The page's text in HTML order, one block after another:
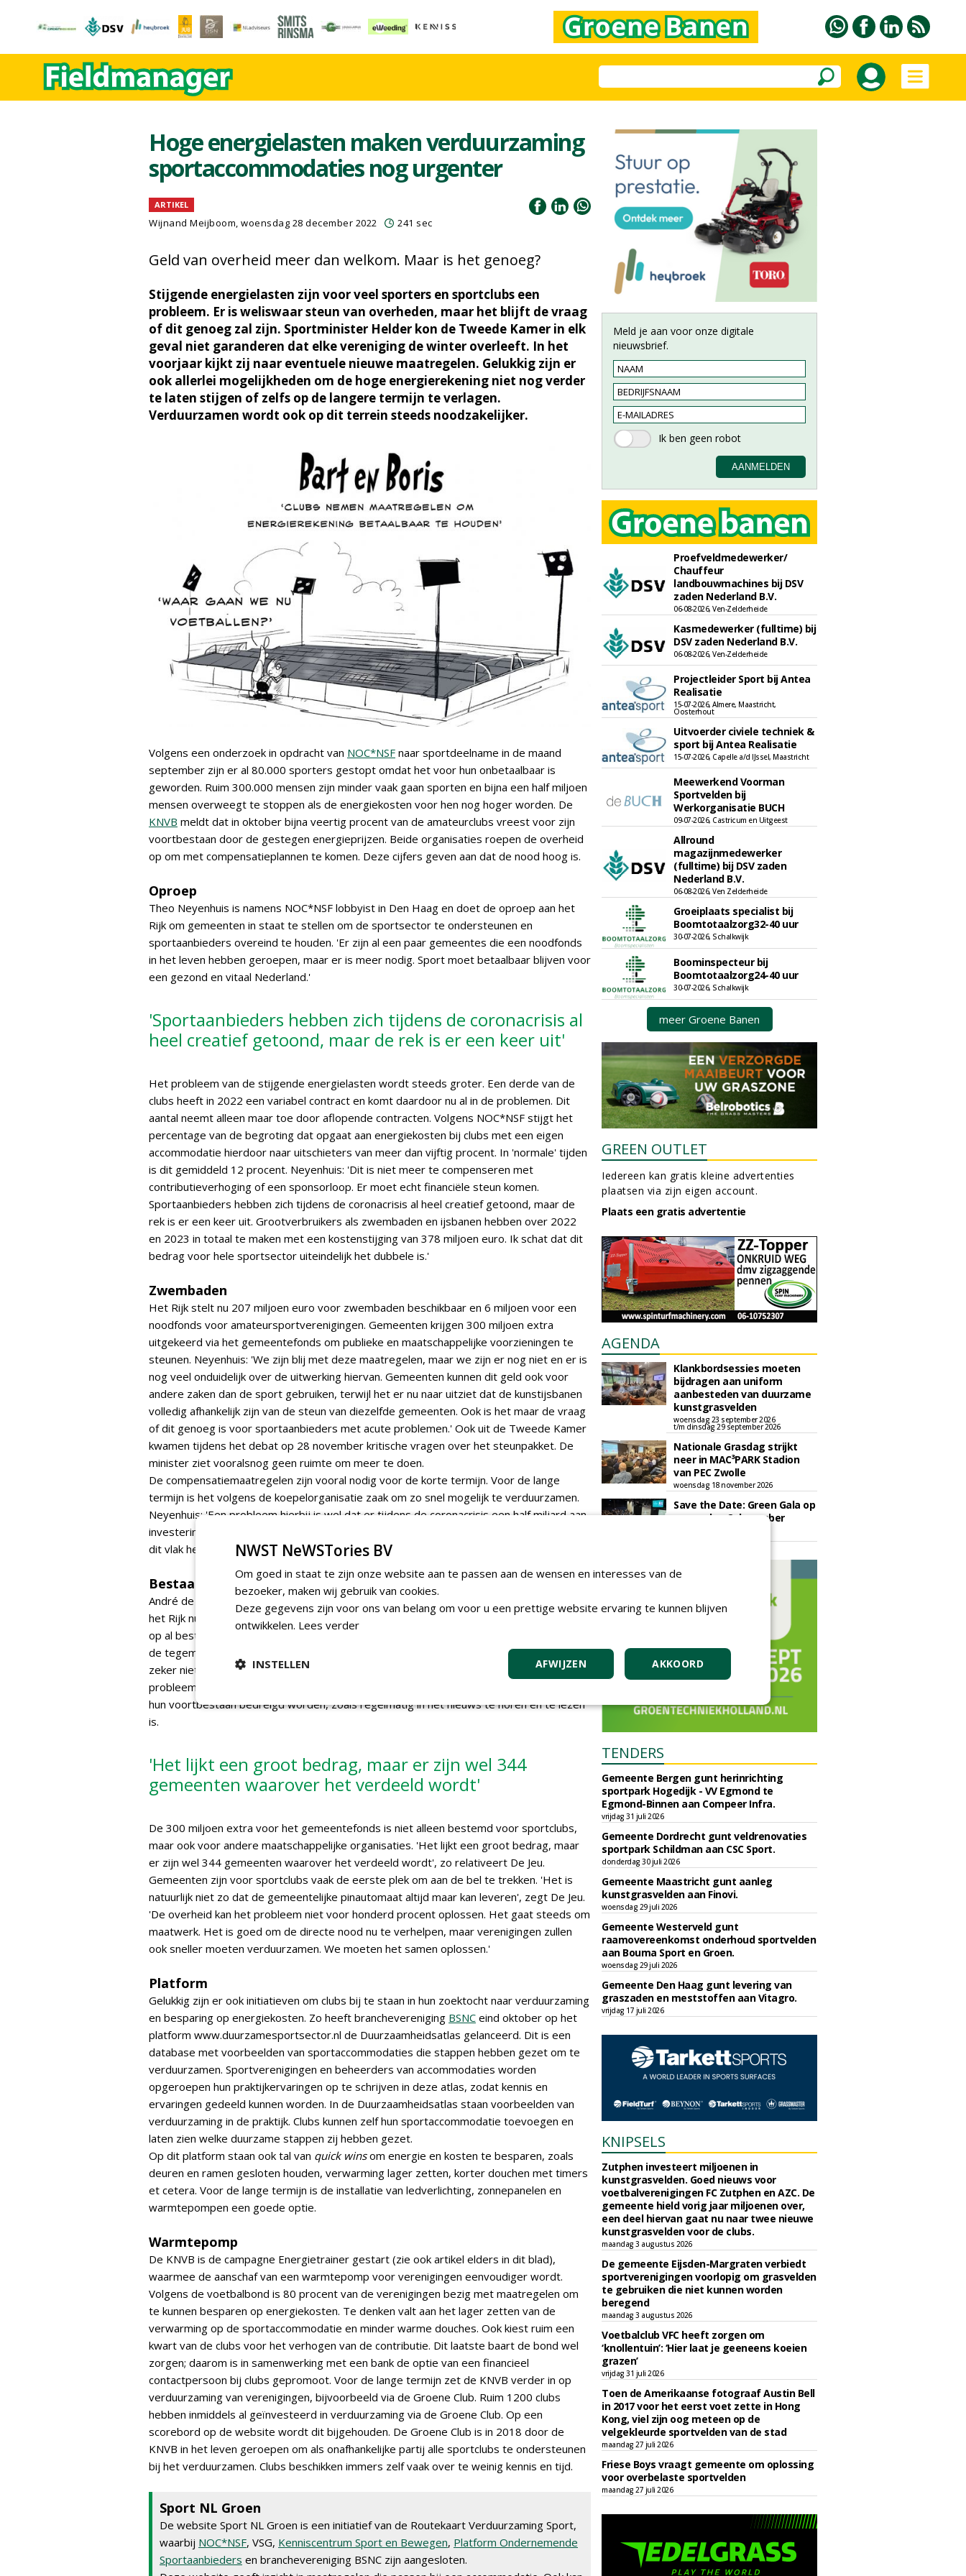
Hoge energielasten maken verduurzaming
sportaccommodaties nog urgenter
ARTIKEL
Wijnand Meijboom, woensdag 28 december 2022 241 sec
Geld van overheid meer dan welkom. Maar is het genoeg?
Stijgende energielasten zijn voor veel sporters en sportclubs een
probleem. Er is weliswaar steun van overheden, maar het blijft de vraag
of dit genoeg zal zijn. Sportminister Helder kon de Tweede Kamer in elk
geval niet garanderen dat elke vereniging de winter overleeft. In het
voorjaar kijkt zij naar eventuele nieuwe maatregelen. Gelukkig zijn er
ook allerlei mogelijkheden om de hoge energierekening niet nog verder
te laten stijgen of zelfs op de langere termijn te verlagen.
Verduurzamen wordt ook op dit terrein steeds noodzakelijker.
Volgens een onderzoek in opdracht van NOC*NSF naar sportdeelname in de maand
september zijn er al 80.000 sporters gestopt omdat het voor hun onbetaalbaar is
geworden. Ruim 300.000 mensen zijn minder vaak gaan sporten en bijna een half miljoen
mensen overweegt te stoppen als de energiekosten voor hen nog hoger worden. De
KNVB meldt dat in oktober bijna veertig procent van de amateurclubs vreest voor zijn
voortbestaan door de gestegen energieprijzen. Beide organisaties roepen de overheid
op om met compensatieplannen te komen. Deze cijfers geven aan dat de nood hoog is.
Oproep
Theo Neyenhuis is namens NOC*NSF lobbyist in Den Haag en doet de oproep aan het
Rijk om gemeenten in staat te stellen om de sportsector te ondersteunen en
sportaanbieders overeind te houden. 'Er zijn al een paar gemeentes die een noodfonds
in het leven hebben geroepen, maar er is meer nodig. Sport moet betaalbaar blijven voor
een gezond en vitaal Nederland.'
'Sportaanbieders hebben zich tijdens de coronacrisis al
heel creatief getoond, maar de rek is er een keer uit'
Het probleem van de stijgende energielasten wordt steeds groter. Een derde van de
clubs heeft in 2022 een variabel contract en komt daardoor nu al in de problemen. Dit
aantal neemt alleen maar toe door aflopende contracten. Volgens NOC*NSF stijgt het
percentage van de begroting dat opgaat aan energiekosten bij clubs met een eigen
accommodatie hierdoor naar uitschieters van meer dan vijftig procent. In 'normale' tijden
is dit gemiddeld 12 procent. Neyenhuis: 'Dit is niet meer te compenseren met
contributieverhoging of een sponsorloop. Er moet echt financiële steun komen.
Sportaanbieders hebben zich tijdens de coronacrisis al heel creatief getoond, maar de
rek is er een keer uit. Grootverbruikers als zwembaden en ijsbanen hebben over 2022
en 2023 in totaal te maken met een kostenstijging van 378 miljoen euro. Ik schat dat dit
bedrag voor hele sportsector uiteindelijk het dubbele is.'
Zwembaden
Het Rijk stelt nu 207 miljoen euro voor zwembaden beschikbaar en 6 miljoen voor een
noodfonds voor amateursportverenigingen. Gemeenten krijgen 300 miljoen extra
uitgekeerd via het gemeentefonds om publieke en maatschappelijke voorzieningen te
steunen. Neyenhuis: 'We zijn blij met deze maatregelen, maar we zijn er nog niet en er is
nog veel onduidelijk over de uitwerking hiervan. Gemeenten kunnen dit geld ook voor
andere zaken dan de sport gebruiken, terwijl het er nu naar uitziet dat de kunstijsbanen
volledig afhankelijk zijn van de steun van diezelfde gemeenten. Ook is het maar de vraag
of dit genoeg is voor sportaanbieders met acute problemen.' Ook uit de Tweede Kamer
kwamen tijdens het debat op 28 november kritische vragen over het steunpakket. De
minister ziet vooralsnog geen ruimte om meer te doen.
De compensatiemaatregelen zijn vooral nodig voor de korte termijn. Voor de lange
termijn is het volgens de koepelorganisatie zaak om zo snel mogelijk te verduurzamen.
Neyenhuis: 'Een probleem hierbij is wel dat er tijdens de coronacrisis een half miljard aan
investeringscapaciteit verdampt is. Daarom hopen wij dat het Rijk de sportsector ook op
dit vlak helpt, bijvoorbeeld door bestaande regelingen, zoals BOSA, flink te verruimen.'
Bestaande regelingen
André de Jeu, directeur van de Vereniging Sport en Gemeenten
, is blij met het geld dat
het Rijk nu beschikbaar stelt. 'Het is een mooie steun in de rug', zegt hij. Hij wijst tevens
op al bestaande regelingen waarvan sportverenigingen ook gebruik kunnen maken, zoals
de tegemoetkoming in de energiekosten voor het midden- en kleinbedrijf. 'Ik wil het
zeker niet bagatelliseren, maar er zijn nog steeds genoeg verenigingen die geen
probleem hebben. Die hoor je dan ook niet.' Hij kent zelfs geen verenigingen die direct in
hun voortbestaan bedreigd worden, zoals regelmatig in het nieuws te horen en te lezen
is.
'Het lijkt een groot bedrag, maar er zijn wel 344
gemeenten waarover het verdeeld wordt'
De 300 miljoen extra voor het gemeentefonds is niet alleen bestemd voor sportclubs,
maar ook voor andere maatschappelijke organisaties. 'Het lijkt een groot bedrag, maar
er zijn wel 344 gemeenten waarover het verdeeld wordt', zo relativeert De Jeu.
Gemeenten zijn voor sportclubs vaak de eerste plek om aan de bel te trekken. 'Het is
natuurlijk niet zo dat de gemeentelijke pinautomaat altijd maar kan leveren', zegt De Jeu.
'De overheid kan het probleem niet voor honderd procent oplossen. Het gaat steeds om
maatwerk. Het is goed om de directe nood nu te verhelpen, maar verenigingen zullen
ook sneller moeten verduurzamen. We moeten het samen oplossen.'
Platform
Gelukkig zijn er ook initiatieven om clubs bij te staan in hun zoektocht naar verduurzaming
en besparing op energiekosten. Zo heeft branchevereniging BSNC eind oktober op het
platform www.duurzamesportsector.nl de Duurzaamheidsatlas gelanceerd. Dit is een
database met voorbeelden van sportaccommodaties die stappen hebben gezet om te
verduurzamen. Sportverenigingen en beheerders van accommodaties worden
opgeroepen hun praktijkervaringen op te schrijven in deze atlas, zodat kennis en
ervaringen gedeeld kunnen worden. In de Duurzaamheidsatlas staan voorbeelden van
verduurzaming in de praktijk. Clubs kunnen zelf hun sportaccommodatie toevoegen en
laten zien welke duurzame stappen zij hebben gezet.
Op dit platform staan ook tal van quick winsom energie en kosten te besparen, zoals
deuren en ramen gesloten houden, verwarming lager zetten, korter douchen met timers
et cetera. Voor de lange termijn is de installatie van ledverlichting, zonnepanelen en
warmtepompen een goede optie.
Warmtepomp
De KNVB is de campagne Energietrainer gestart (zie ook artikel elders in dit blad),
waarmee de aanschaf van een warmtepomp voor verenigingen eenvoudiger wordt.
Volgens de voetbalbond is 80 procent van de verenigingen bezig met maatregelen om
te kunnen besparen op energiekosten. Te denken valt aan het lager zetten van de
verwarming op de sportaccommodatie en minder warme douches. Ook kiest ruim een
kwart van de clubs voor het verhogen van de contributie. Dit laatste baart de bond wel
zorgen; daarom is in samenwerking met een bank de optie van een financieel
contactpersoon bij clubs gepromoot. Voor de lange termijn zet de KNVB verder in op
verduurzaming van verenigingen, bijvoorbeeld via de Groene Club. Ruim 1200 clubs
hebben inmiddels al geïnvesteerd in verduurzaming via de Groene Club. Op een
scorebord op de website wordt dit bijgehouden. De Groene Club is in 2018 door de
KNVB in het leven geroepen om als onafhankelijke partij alle sportclubs te ondersteunen
bij het verduurzamen. Clubs beschikken immers zelf vaak over te weinig kennis en tijd.
Sport NL Groen
De website Sport NL Groen is een initiatief van de Routekaart Verduurzaming Sport,
waarbij NOC*NSF, VSG, Kenniscentrum Sport en Bewegen, Platform Ondernemende
Sportaanbieders en branchevereniging BSNC zijn aangesloten.
Meld je aan voor onze digitale
nieuwsbrief.
Proefveldmedewerker/
Chauffeur
landbouwmachines bij DSV
zaden Nederland B.V.
06-08-2026, Ven-Zelderheide
Kasmedewerker (fulltime) bij
DSV zaden Nederland B.V.
06-08-2026, Ven-Zelderheide
Projectleider Sport bij Antea
Realisatie
15-07-2026, Almere, Maastricht,
Oosterhout
Uitvoerder civiele techniek &
sport bij Antea Realisatie
15-07-2026, Capelle a/d IJssel, Maastricht
Meewerkend Voorman
Sportvelden bij
Werkorganisatie BUCH
09-07-2026, Castricum en Uitgeest
Allround
magazijnmedewerker
(fulltime) bij DSV zaden
Nederland B.V.
06-08-2026, Ven Zelderheide
Groeiplaats specialist bij
Boomtotaalzorg32-40 uur
30-07-2026, Schalkwijk
Boominspecteur bij
Boomtotaalzorg24-40 uur
30-07-2026, Schalkwijk
meer Groene Banen
GREEN OUTLET
Iedereen kan gratis kleine advertenties
plaatsen via zijn eigen account.
Plaats een gratis advertentie
AGENDA
Klankbordsessies moeten
bijdragen aan uniform
aanbesteden van duurzame
kunstgrasvelden
woensdag 23 september 2026
t/m dinsdag 29 september 2026
Nationale Grasdag strijkt
neer in MAC³PARK Stadion
van PEC Zwolle
woensdag 18 november 2026
Save the Date: Green Gala op
woensdag 2 december
TENDERS
Gemeente Bergen gunt herinrichting
sportpark Hogedijk - VV Egmond te
Egmond-Binnen aan Compeer Infra.
vrijdag 31 juli 2026
Gemeente Dordrecht gunt veldrenovaties
sportpark Schildman aan CSC Sport.
donderdag 30 juli 2026
Gemeente Maastricht gunt aanleg
kunstgrasvelden aan Finovi.
woensdag 29 juli 2026
Gemeente Westerveld gunt
raamovereenkomst onderhoud sportvelden
aan Bouma Sport en Groen.
woensdag 29 juli 2026
Gemeente Den Haag gunt levering van
graszaden en meststoffen aan Vitagro.
vrijdag 17 juli 2026
KNIPSELS
Zutphen investeert miljoenen in
kunstgrasvelden. Goed nieuws voor
voetbalverenigingen FC Zutphen en AZC. De
gemeente hield vorig jaar miljoenen over,
een deel hiervan gaat nu naar twee nieuwe
kunstgrasvelden voor de clubs.
maandag 3 augustus 2026
De gemeente Eijsden-Margraten verbiedt
sportverenigingen voorlopig om grasvelden
te gebruiken die niet kunnen worden
beregend
maandag 3 augustus 2026
Voetbalclub VFC heeft zorgen om
‘knollentuin’: ‘Hier laat je geeneens koeien
grazen’
vrijdag 31 juli 2026
Toen de Amerikaanse fotograaf Austin Bell
in 2017 voor het eerst voet zette in Hong
Kong, viel zijn oog meteen op de
velgekleurde sportvelden van de stad
maandag 27 juli 2026
Friese Boys vraagt gemeente om oplossing
voor overbelaste sportvelden
maandag 27 juli 2026
NWST NeWSTories BV
Om goed in staat te zijn onze website aan te passen aan de wensen en interesses van de
bezoeker, maken wij gebruik van cookies.
Deze gegevens zijn voor ons van belang om voor u een prettige website ervaring te kunnen blijven
ontwikkelen. Lees verder
AKKOORD
AFWIJZEN
INSTELLEN